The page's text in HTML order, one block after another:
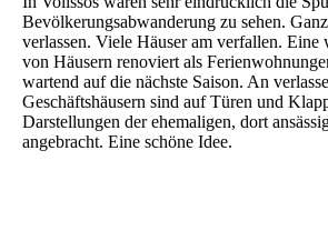
Bevölkerungsabwanderung zu sehen.
verlassen. Viele Häuser am verfallen. Eine
von Häusern renoviert als
wartend auf die nächste Saison. An
Geschäftshäusern sind auf Türen und
Darstellungen der ehemaligen, dort
angebracht. Eine schöne Idee.